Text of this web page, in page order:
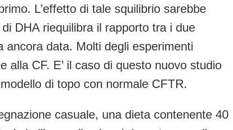
L’effetto di tale squilibrio sarebbe
DHA riequilibra il rapporto tra i due
ancora data. Molti degli esperimenti
alla CF. E’ il caso di questo nuovo studio
di topo con normale CFTR.
casuale, una dieta contenente 40